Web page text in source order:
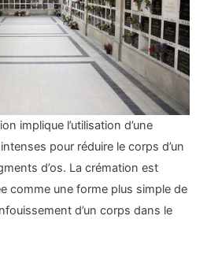
implique l’utilisation d’une
pour réduire le corps d’un
d’os. La crémation est
comme une forme plus simple de
d’un corps dans le